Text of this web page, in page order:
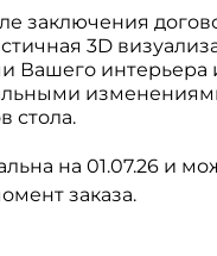
заключения
3D
Вашего интерьера
стола.
на 01.07.26 и
заказа.